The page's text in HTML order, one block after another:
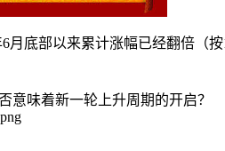
底部以来累计涨幅已经翻倍（
意味着新一轮上升周期的开启？